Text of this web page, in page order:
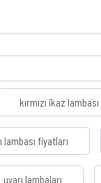
kırmızı ikaz lambası
lambası fiyatları
uyarı lambaları